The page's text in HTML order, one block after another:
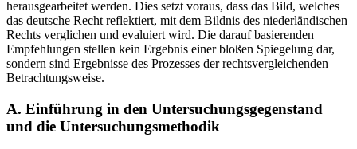
herausgearbeitet werden. Dies setzt voraus, dass das Bild, welches
das deutsche Recht reflektiert, mit dem Bildnis des niederländischen
Rechts verglichen und evaluiert wird. Die darauf basierenden
Empfehlungen stellen kein Ergebnis einer bloßen Spiegelung dar,
sondern sind Ergebnisse des Prozesses der rechtsvergleichenden
Betrachtungsweise.
A. Einführung in den Untersuchungsgegenstand
und die Untersuchungsmethodik